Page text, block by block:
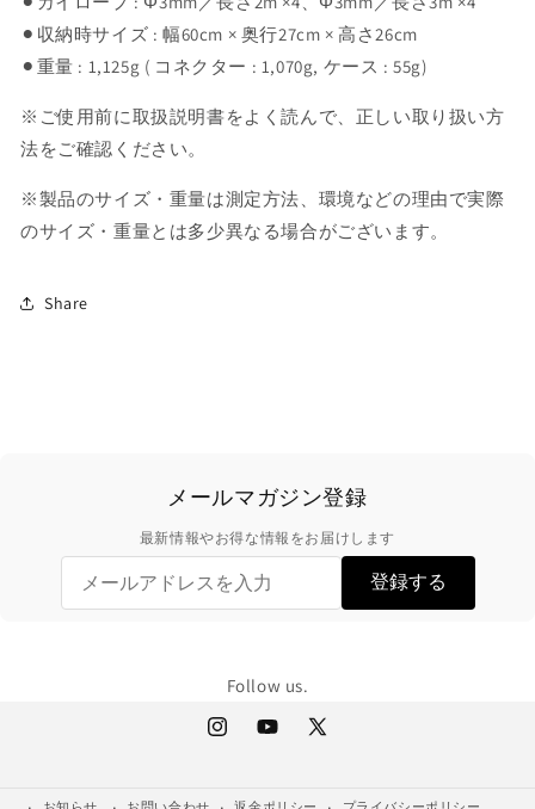
⚫︎収納時サイズ : 幅60cm × 奥行27cm × 高さ26cm
⚫︎重量 : 1,125g ( コネクター : 1,070g, ケース : 55g)
※ご使用前に取扱説明書をよく読んで、正しい取り扱い方
法をご確認ください。
※製品のサイズ・重量は測定方法、環境などの理由で実際
のサイズ・重量とは多少異なる場合がございます。
Share
メールマガジン登録
最新情報やお得な情報をお届けします
登録する
Follow us.
InstagramYouTube
X